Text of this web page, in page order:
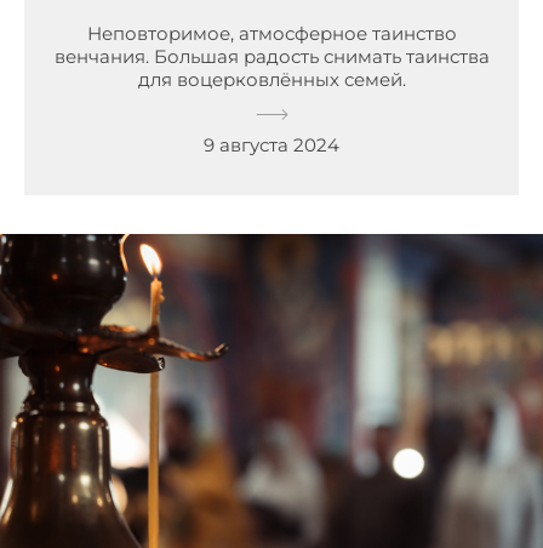
Неповторимое, атмосферное таинство
венчания. Большая радость снимать таинства
для воцерковлённых семей.
9 августа 2024